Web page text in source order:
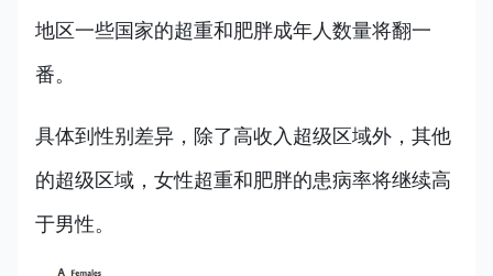
地区一些国家的超重和肥胖成年人数量将翻一
番。
具体到性别差异，除了高收入超级区域外，其他
的超级区域，女性超重和肥胖的患病率将继续高
于男性。